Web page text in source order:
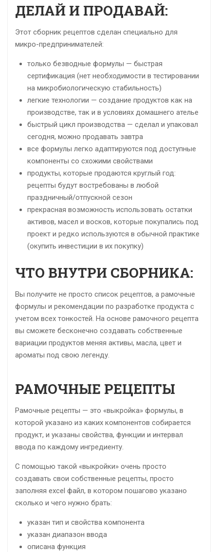
ДЕЛАЙ И ПРОДАВАЙ:
Этот сборник рецептов сделан специально для
микро-предпринимателей:
только безводные формулы — быстрая
сертификация (нет необходимости в тестировании
на микробиологическую стабильность)
легкие технологии — создание продуктов как на
производстве, так и в условиях домашнего ателье
быстрый цикл производства — сделал и упаковал
сегодня, можно продавать завтра
все формулы легко адаптируются под доступные
компоненты со схожими свойствами
продукты, которые продаются круглый год:
рецепты будут востребованы в любой
праздничный/отпускной сезон
прекрасная возможность использовать остатки
активов, масел и восков, которые покупались под
проект и редко используются в обычной практике
(окупить инвестиции в их покупку)
ЧТО ВНУТРИ СБОРНИКА:
Вы получите не просто список рецептов, а рамочные
формулы и рекомендации по разработке продукта с
учетом всех тонкостей. На основе рамочного рецепта
вы сможете бесконечно создавать собственные
вариации продуктов меняя активы, масла, цвет и
ароматы под свою легенду.
РАМОЧНЫЕ РЕЦЕПТЫ
Рамочные рецепты — это «выкройка» формулы, в
которой указано из каких компонентов собирается
продукт, и указаны свойства, функции и интервал
ввода по каждому ингредиенту.
С помощью такой «выкройки» очень просто
создавать свои собственные рецепты, просто
заполняя excel файл, в котором пошагово указано
сколько и чего нужно брать:
указан тип и свойства компонента
указан диапазон ввода
описана функция